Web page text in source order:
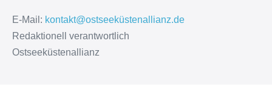
E-Mail: kontakt@ostseeküstenallianz.de
Redaktionell verantwortlich
Ostseeküstenallianz